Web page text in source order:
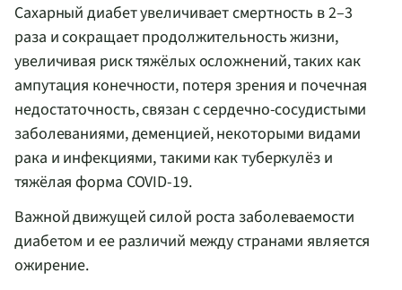
Сахарный диабет увеличивает смертность в 2–3
раза и сокращает продолжительность жизни,
увеличивая риск тяжёлых осложнений, таких как
ампутация конечности, потеря зрения и почечная
недостаточность, связан с сердечно-сосудистыми
заболеваниями, деменцией, некоторыми видами
рака и инфекциями, такими как туберкулёз и
тяжёлая форма COVID-19.
Важной движущей силой роста заболеваемости
диабетом и ее различий между странами является
ожирение.